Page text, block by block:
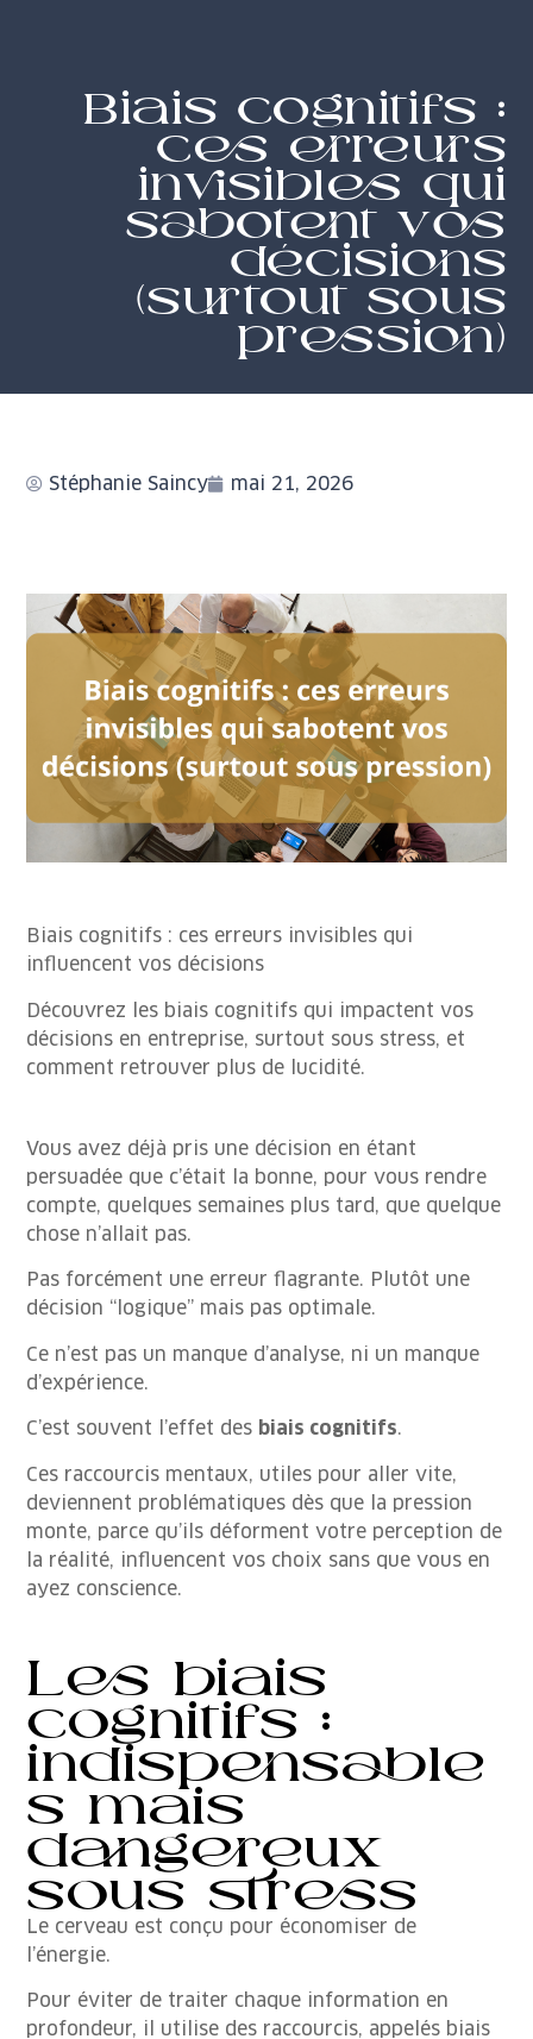
Biais cognitifs :
ces erreurs
invisibles qui
sabotent vos
décisions
(surtout sous
pression)
Stéphanie Saincy mai 21, 2026
Biais cognitifs : ces erreurs invisibles qui
influencent vos décisions
Découvrez les biais cognitifs qui impactent vos
décisions en entreprise, surtout sous stress, et
comment retrouver plus de lucidité.
Vous avez déjà pris une décision en étant
persuadée que c’était la bonne, pour vous rendre
compte, quelques semaines plus tard, que quelque
chose n’allait pas.
Pas forcément une erreur flagrante. Plutôt une
décision “logique” mais pas optimale.
Ce n’est pas un manque d’analyse, ni un manque
d’expérience.
C’est souvent l’effet des biais cognitifs.
Ces raccourcis mentaux, utiles pour aller vite,
deviennent problématiques dès que la pression
monte, parce qu’ils déforment votre perception de
la réalité, influencent vos choix sans que vous en
ayez conscience.
Les biais
cognitifs :
indispensable
s mais
dangereux
sous stress
Le cerveau est conçu pour économiser de
l’énergie.
Pour éviter de traiter chaque information en
profondeur, il utilise des raccourcis, appelés biais